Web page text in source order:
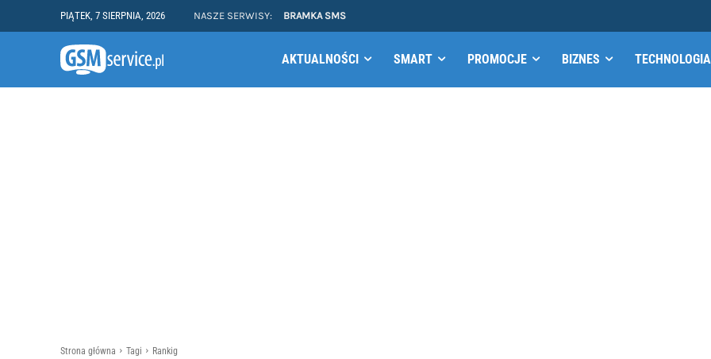
PIĄTEK, 7 SIERPNIA, 2026 NASZE SERWISY: BRAMKA SMS
AKTUALNOŚCI SMART PROMOCJE BIZNES
Strona główna Tagi Rankig